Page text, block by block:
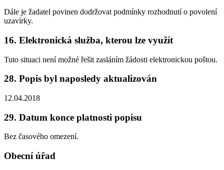
Dále je žadatel povinen dodržovat podmínky rozhodnutí o povolení
uzavírky.
16. Elektronická služba, kterou lze využít
Tuto situaci není možné řešit zasláním žádosti elektronickou poštou.
28. Popis byl naposledy aktualizován
12.04.2018
29. Datum konce platnosti popisu
Bez časového omezení.
Obecní úřad